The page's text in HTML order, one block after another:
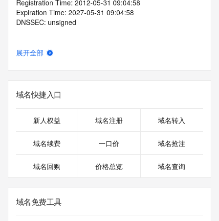
Registration Time: 2012-05-31 09:04:58
Expiration Time: 2027-05-31 09:04:58
DNSSEC: unsigned
展开全部
域名快捷入口
新人权益 域名注册 域名转入
域名续费 一口价 域名抢注
域名回购 价格总览 域名查询
域名免费工具